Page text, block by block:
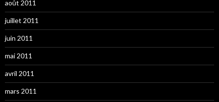
août 2011
juillet 2011
juin 2011
mai 2011
avril 2011
mars 2011